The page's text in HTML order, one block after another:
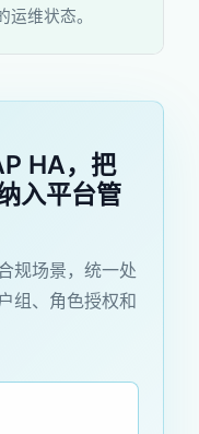
维状态。
HA，把
入平台管
规场景，统一处
组、角色授权和